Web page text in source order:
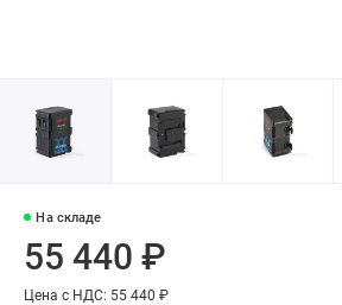
На складе
55 440 ₽
Цена с НДС: 55 440 ₽